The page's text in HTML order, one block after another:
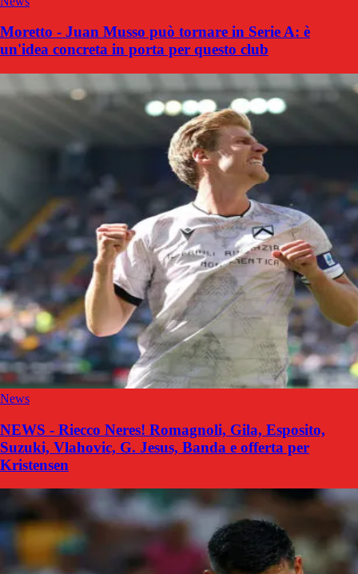
Moretto - Juan Musso può tornare in Serie A: è
un'idea concreta in porta per questo club
News
NEWS - Riecco Neres! Romagnoli, Gila, Esposito,
Suzuki, Vlahovic, G. Jesus, Banda e offerta per
Kristensen